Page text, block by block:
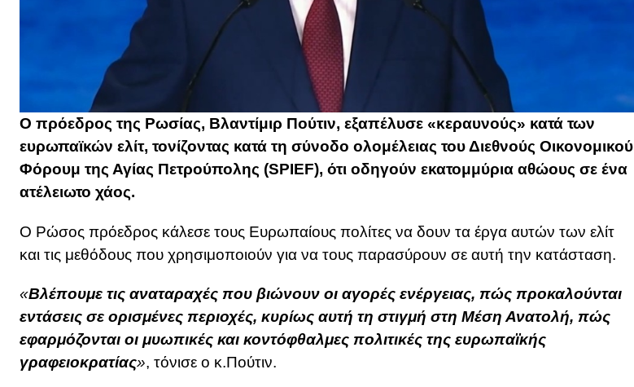
Ο πρόεδρος της Ρωσίας, Βλαντίμιρ Πούτιν, εξαπέλυσε «κεραυνούς» κατά των
ευρωπαϊκών ελίτ, τονίζοντας κατά τη σύνοδο ολομέλειας του Διεθνούς Οικονομικού
Φόρουμ της Αγίας Πετρούπολης (SPIEF), ότι οδηγούν εκατομμύρια αθώους σε ένα
ατέλειωτο χάος.
Ο Ρώσος πρόεδρος κάλεσε τους Ευρωπαίους πολίτες να δουν τα έργα αυτών των ελίτ
και τις μεθόδους που χρησιμοποιούν για να τους παρασύρουν σε αυτή την κατάσταση.
«Βλέπουμε τις αναταραχές που βιώνουν οι αγορές ενέργειας, πώς προκαλούνται
εντάσεις σε ορισμένες περιοχές, κυρίως αυτή τη στιγμή στη Μέση Ανατολή, πώς
εφαρμόζονται οι μυωπικές και κοντόφθαλμες πολιτικές της ευρωπαϊκής
γραφειοκρατίας», τόνισε ο κ.Πούτιν.